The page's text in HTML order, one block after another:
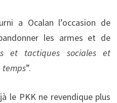
a Ocalan l’occasion de
les armes et de
et tactiques sociales et
”.
le PKK ne revendique plus